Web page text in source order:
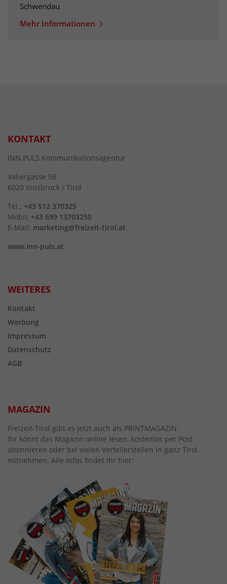
Schwendau
Mehr Informationen
KONTAKT
INN.PULS Kommunikationsagentur
Valiergasse 58
6020 Innsbruck / Tirol
Tel.: +43 512 370325
Mobil: +43 699 13703250
E-Mail: marketing@freizeit-tirol.at
www.inn-puls.at
WEITERES
Kontakt
Werbung
Impressum
Datenschutz
AGB
MAGAZIN
Freizeit-Tirol gibt es jetzt auch als PRINTMAGAZIN.
Ihr könnt das Magazin online lesen, kostenlos per Post
abonnieren oder bei vielen Verteilerstellen in ganz Tirol
mitnehmen. Alle Infos findet ihr hier: